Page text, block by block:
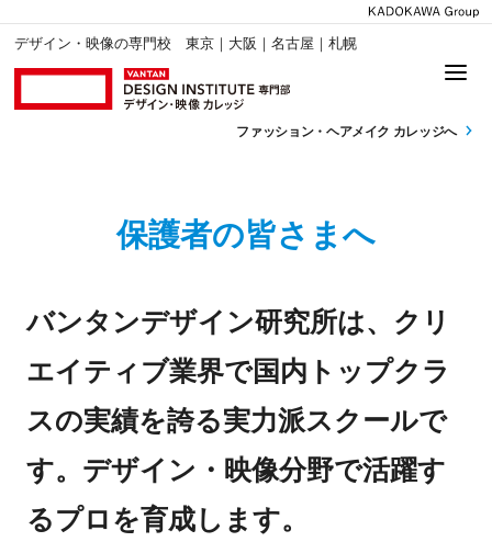
デザイン・映像の専門校 東京｜大阪｜名古屋｜札幌
ファッション・ ヘアメイク カレッジへ
保護者の皆さまへ
バンタンデザイン研究所は、クリ
エイティブ業界で国内トップクラ
スの実績を誇る実力派スクールで
す。デザイン・映像分野で活躍す
るプロを育成します。